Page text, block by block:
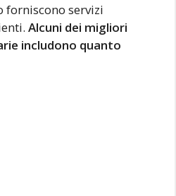
servizi
Alcuni dei migliori
includono quanto